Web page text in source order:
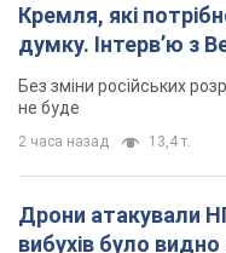
Кремля, які
думку. Інтерв’ю з
Без зміни російських
не буде
2 часа назад 13,4 т.
Дрони атакували
вибухів було